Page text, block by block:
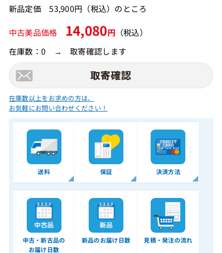
新品定価 53,900円（税込）のところ
中古美品価格 14,080円 （税込）
在庫数：0 → 取寄確認します
在庫数以上をお求めの方は、
お気軽にお問い合わせください！
送料 保証 決済方法
中古・新古品の
お届け日数
新品のお届け日数 見積・発注の流れ